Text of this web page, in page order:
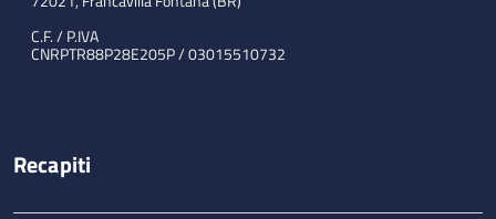
C.F. / P.IVA
CNRPTR88P28E205P / 03015510732
Recapiti